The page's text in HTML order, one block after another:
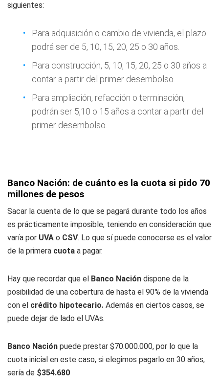
siguientes:
Para adquisición o cambio de vivienda, el plazo
podrá ser de 5, 10, 15, 20, 25 o 30 años.
Para construcción, 5, 10, 15, 20, 25 o 30 años a
contar a partir del primer desembolso.
Para ampliación, refacción o terminación,
podrán ser 5,10 o 15 años a contar a partir del
primer desembolso.
Banco Nación: de cuánto es la cuota si pido 70
millones de pesos
Sacar la cuenta de lo que se pagará durante todo los años
es prácticamente imposible, teniendo en consideración que
varía por UVA o CSV. Lo que sí puede conocerse es el valor
de la primera cuota a pagar.
Hay que recordar que el Banco Nación dispone de la
posibilidad de una cobertura de hasta el 90% de la vivienda
con el crédito hipotecario. Además en ciertos casos, se
puede dejar de lado el UVAs.
Banco Nación puede prestar $70.000.000, por lo que la
cuota inicial en este caso, si elegimos pagarlo en 30 años,
sería de $354.680